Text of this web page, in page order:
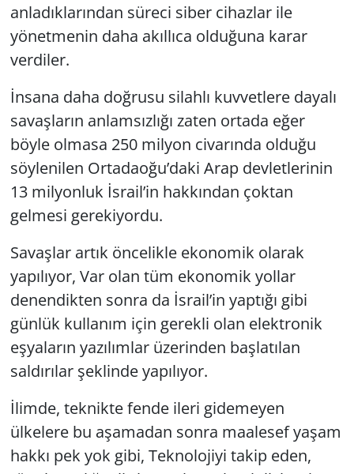
anladıklarından süreci siber cihazlar ile
yönetmenin daha akıllıca olduğuna karar
verdiler.
İnsana daha doğrusu silahlı kuvvetlere dayalı
savaşların anlamsızlığı zaten ortada eğer
böyle olmasa 250 milyon civarında olduğu
söylenilen Ortadaoğu’daki Arap devletlerinin
13 milyonluk İsrail’in hakkından çoktan
gelmesi gerekiyordu.
Savaşlar artık öncelikle ekonomik olarak
yapılıyor, Var olan tüm ekonomik yollar
denendikten sonra da İsrail’in yaptığı gibi
günlük kullanım için gerekli olan elektronik
eşyaların yazılımlar üzerinden başlatılan
saldırılar şeklinde yapılıyor.
İlimde, teknikte fende ileri gidemeyen
ülkelere bu aşamadan sonra maalesef yaşam
hakkı pek yok gibi, Teknolojiyi takip eden,